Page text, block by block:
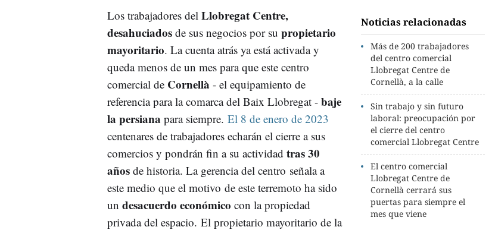
Noticias relacionadas
Más de 200 trabajadores
del centro comercial
Llobregat Centre de
Cornellà, a la calle
Sin trabajo y sin futuro
laboral: preocupación por
el cierre del centro
comercial Llobregat Centre
El centro comercial
Llobregat Centre de
Cornellà cerrará sus
puertas para siempre el
mes que viene
Los trabajadores del Llobregat Centre,
desahuciados de sus negocios por su propietario
mayoritario. La cuenta atrás ya está activada y
queda menos de un mes para que este centro
comercial de Cornellà - el equipamiento de
referencia para la comarca del Baix Llobregat - baje
la persiana para siempre. El 8 de enero de 2023
centenares de trabajadores echarán el cierre a sus
comercios y pondrán fin a su actividad tras 30
años de historia. La gerencia del centro señala a
este medio que el motivo de este terremoto ha sido
un desacuerdo económico con la propiedad
privada del espacio. El propietario mayoritario de la